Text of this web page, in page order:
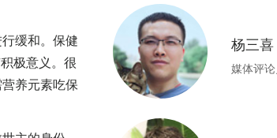
缓和。保健
极意义。很
养元素吃保
杨三喜
媒体评论